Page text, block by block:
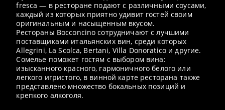
fresca — в ресторане подают с различными соусами,
каждый из которых приятно удивит гостей своим
оригинальным и насыщенным вкусом.
Рестораны Bocconcino сотрудничают с лучшими
поставщиками итальянских вин, среди которых
Allegrini, La Scolca, Bertani, Villa Donoratico и другие.
Сомелье поможет гостям с выбором вина:
изысканного красного, гармоничного белого или
легкого игристого, в винной карте ресторана также
представлено множество бокальных позиций и
крепкого алкоголя.